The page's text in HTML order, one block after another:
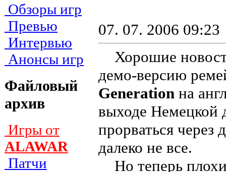
Обзоры игр
Превью
Интервью
Анонсы игр
Файловый
архив
Игры от
ALAWAR
Патчи
07. 07. 2006 09:23
Хорошие
демо-версию
Generation на
выходе Немецкой
прорваться через
далеко не все.
Но теперь